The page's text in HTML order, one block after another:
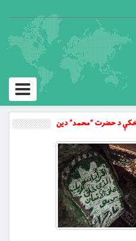
Toggle
د حضرت “محمد” دين